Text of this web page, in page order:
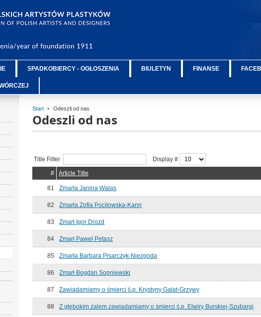
SPADKOBIERCY - OGŁOSZENIA BIULETYN FINANSE
Start Odeszli od nas
Odeszli od nas
Title Filter
Display #
#
Article Title
81 Zmarła Janina Walas
82 Zmarła Zofia Pociłowska-Kann
83 Zmarł Igor Drozd
84 Zmarł Paweł Petasz
85 Zmarła Barbara Pisarczyk-Niezgoda
86 Zmarł Bogdan Sopniewski
87 Zawiadamiamy o śmierci ś.p. Krystyny Gałat-Grzywy
88 Z głębokim żalem zawiadamiamy o śmierci ś.p. Elwiry Burskiej-Szubargi